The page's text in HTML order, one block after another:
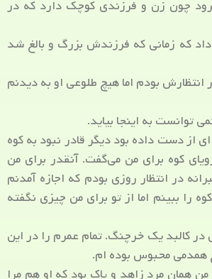
چون زن و فرزندی کوچک دارد که در
داد که زمانی که فرزندش بزرگ و بالغ شد
بودم اما هیچ طلوعی او به دیدنم
توانست به اینجا بیاید.
از دست داده بود دیگر قادر نبود به کوه
کوه برای من می‌گفت. آنقدر برای من
در انتظار روزی بودم که اجازه آمدنم
را ببینم اما از تو برای من چیزی نگفته
کالبد یک خرچنگ. تمام عمرم را در این
همدمی محبوس بوده ام.
همان مرد زاهد و پاک بود که او هم مرا